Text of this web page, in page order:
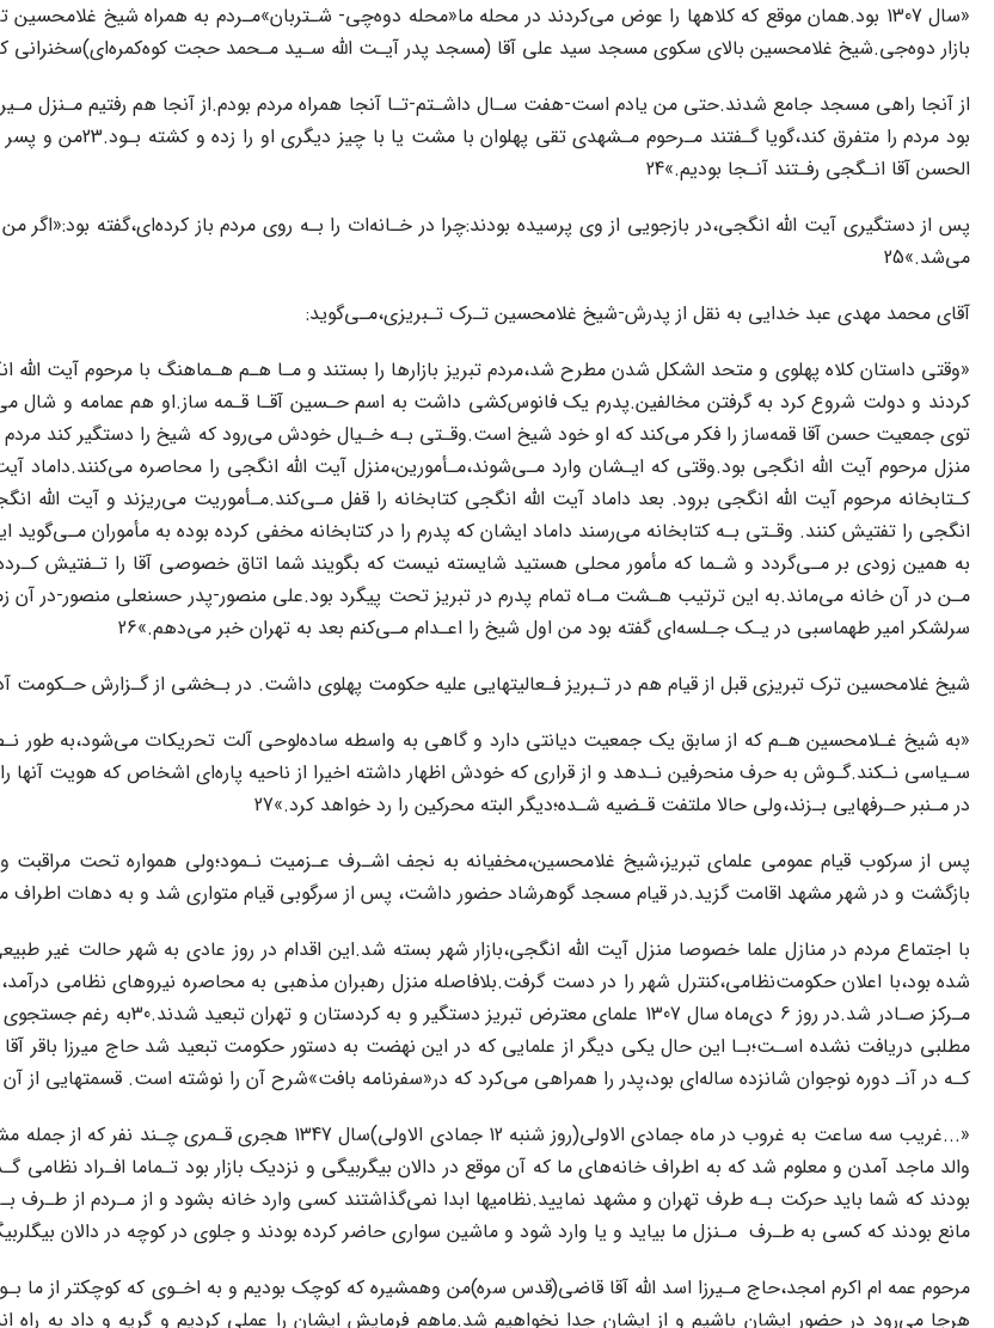
«سال 1307 بود.همان موقع که کلاهها را عوض‌ می‌کردند‌ در‌ محله ما«محله دوه‌چی- شـتربان»مـردم به همراه شیخ
بازار دوه‌جی.شیخ‌ غلامحسین‌ بالای‌ سکوی مسجد سید علی آقا (مسجد پدر آیـت اللّه سـید مـحمد حجت کوه‌کمره‌ای)سخنرانی‌
از آنجا راهی مسجد جامع شدند.حتی من یادم است-هفت سـال‌ داشـتم‌-تـا آنجا همراه مردم‌ بودم.از آنجا هم رفتیم مـنزل
بود مردم را متفرق‌
الحسن آقا انـگجی رفـتند آنـجا بودیم.»24‌
پس‌ از دستگیری آیت اللّه انگجی،در بازجویی‌ از‌ وی‌ پرسیده بودند:چرا در خـانه‌ات را بـه‌‌ روی‌ مردم باز کرده‌ای،گفته
می‌شد.»25‌
آقای‌ محمد‌ مهدی عبد خدایی به نقل از‌ پدرش‌-شیخ غلامحسین تـرک تـبریزی،مـی‌گوید:
«وقتی داستان کلاه پهلوی و متحد الشکل شدن‌ مطرح‌ شد،مردم تبریز بازارها را بستند‌ و مـا هـم‌ هـماهنگ با‌ مرحوم‌ آیت اللّه
کردند و دولت شروع کرد‌ به‌ گرفتن مخالفین.پدرم یک فانوس‌کشی‌ داشت‌ به‌ اسم‌ حـسین آقـا‌ قـمه‌ ساز.او هم عمامه‌ و شال‌
توی‌ جمعیت حسن آقا قمه‌ساز را فکر‌ می‌کند‌ که او‌ خود‌ شیخ‌ است.وقـتی‌ بـه خـیال‌ خودش می‌رود که شیخ را دستگیر کند مردم
منزل‌ مرحوم‌ آیت‌ اللّه‌ انگجی بود.وقتی‌ که‌ ایـشان وارد مـی‌شوند،مـأمورین،منزل آیت اللّه انگجی را محاصره می‌کنند.داماد
کـتابخانه‌ مرحوم‌ آیت‌ اللّه‌ انگجی برود. بعد داماد آیت اللّه انگجی کتابخانه را قفل مـی‌کند.مـأموریت می‌ریزند و آیت اللّه
انگجی را تفتیش کنند. وقـتی بـه کتابخانه می‌رسند داماد ایشان که پدرم را در کتابخانه مخفی کرده بوده به مأموران
به همین زودی بر مـی‌گردد و شـما که مأمور محلی هستید شایسته نیست که بگویند شما اتاق خصوصی آقا را تـفتیش‌
مـن در آن خانه‌ می‌ماند.به این ترتیب هـشت مـاه تمام پدرم در تبریز تحت پیگرد‌ بود‌.علی منصور-پدر حسنعلی‌ منصور‌-در‌ آن
سرلشکر امیر طهماسبی در یـک جـلسه‌ای گفته بود من اول شیخ را اعـدام‌ مـی‌کنم‌ بعد به تهران خبر‌ می‌دهم‌.»26
شیخ غلامحسین ترک تبریزی قبل از قیام هم در تـبریز فـعالیتهایی علیه حکومت پهلوی داشت. در بـخشی از گـزارش حـکومت آذربایجان در تاریخ 11
«به‌ شیخ‌ غـلامحسین هـم که از سابق یک جمعیت دیانتی دارد و گاهی به واسطه ساده‌لوحی‌ آلت تحریکات می‌شود،به طور
سـیاسی‌ نـکند.گـوش‌ به حرف منحرفین نـدهد و از قراری که خودش اظهار داشته‌ اخیرا از ناحیه پاره‌ای اشخاص که هویت‌ آنها
در مـنبر حـرفهایی بـزند،ولی حالا ملتفت قـضیه شـده؛دیگر البته‌ محرکین را رد خواهد کرد‌.»‌‌27‌
پس از سرکوب قیام عمومی علمای تبریز،شیخ غلامحسین،مخفیانه به نجف اشـرف‌‌ عـزمیت‌ نـمود‌؛ولی همواره تحت مراقبت
بازگشت و در شهر مشهد اقامت گزید.در قیام مسجد گوهرشاد حضور داشت‌، پس از سرگوبی قیام‌ متواری‌ شد و به دهات اطراف مشهد رفت.28وی تا اوایل انقلاب هم در
با اجتماع مردم در منازل علما خصوصا منزل آیت اللّه انگجی،بازار شهر بسته شد‌.این اقدام‌ در روز عادی به شهر حالت غیر
مـرکز صـادر شد‌.در‌ روز 6 دی‌ماه
مطلبی‌ دریافت نشده اسـت؛بـا این‌ حال یکی دیگر از علمایی که در این نهضت به دستور حکومت تبعید شد حاج میرزا باقر
کـه‌ در‌ آنـ‌ دوره نوجوان‌ شانزده ساله‌ای بود،پدر را همراهی می‌کرد که در«سفرنامه بافت»شرح آن را نوشته است. قسمتهایی از
«...غریب سه ساعت به غروب در‌ ماه‌ جمادی الاولی(روز شنبه 12
والد ماجد آمدن‌ و معلوم‌ شد که به اطراف خانه‌های ما که آن‌ موقع در دالان بیگربیگی و نزدیک بازار بود تـماما افـراد نظامی‌
بودند که شما باید حرکت بـه طرف‌ تهران و مشهد نمایید.نظامیها ابدا نمی‌گذاشتند کسی وارد خانه‌ بشود‌ و از‌ مـردم از طـرف
مانع بودند که‌ کسی به طـرف ‌ ‌مـنزل ما بیاید و یا وارد‌ شود‌ و ماشین‌ سواری حاضر کرده بودند و جلوی در کوچه در دالان
مرحوم عمه ام اکرم امجد،حاج مـیرزا‌ اسد‌ الله‌ آقا قاضی(قدس سره)من وهمشیره که کوچک‌ بودیم و به اخـوی که کوچکتر از‌ ما‌
هرجا می‌رود در حضور ایشان باشیم و از ایشان جدا نخواهیم شد.ماهم‌ فرمایش ایشان‌ را‌ عملی کردیم و گریه و داد به راه